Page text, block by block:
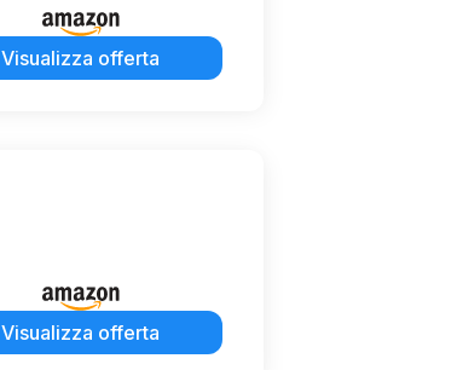
Visualizza offerta
Visualizza offerta